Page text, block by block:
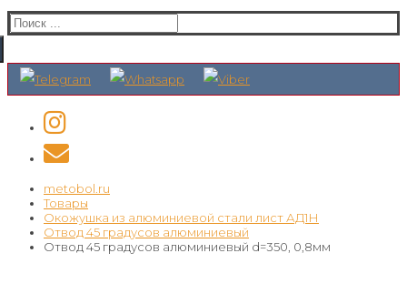
Искать:
metobol.ru
Товары
Окожушка из алюминиевой стали лист АД1Н
Отвод 45 градусов алюминиевый
Отвод 45 градусов алюминиевый d=350, 0,8мм